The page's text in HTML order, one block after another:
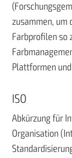
zusammen, um
Farbprofilen so
Plattformen
ISO
Abkürzung für
Organisation